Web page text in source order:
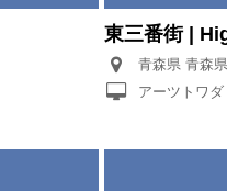
東三番街 |
青森県
アーツトワダ